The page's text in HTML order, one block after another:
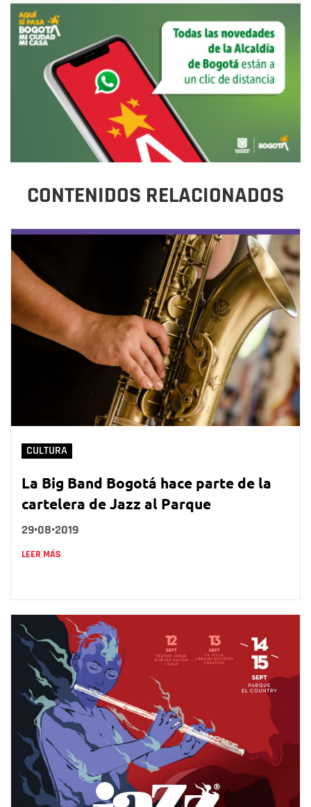
CONTENIDOS RELACIONADOS
CULTURA
La Big Band Bogotá hace parte de la
cartelera de Jazz al Parque
29•08•2019
LEER MÁS